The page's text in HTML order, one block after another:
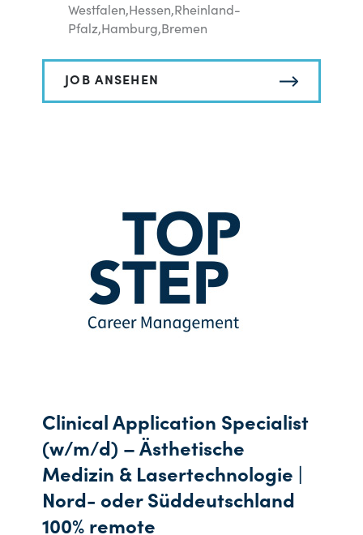
Westfalen,Hessen,Rheinland-
Pfalz,Hamburg,Bremen
JOB ANSEHEN
Clinical Application Specialist
(w/m/d) – Ästhetische
Medizin & Lasertechnologie |
Nord- oder Süddeutschland
100% remote